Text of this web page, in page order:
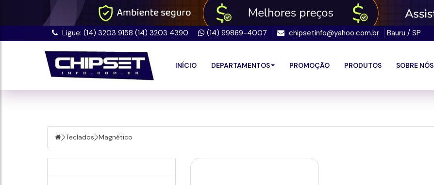
Ligue: (14) 3203 9158 (14) 3203 4390 (14) 99869-4007 chipsetinfo@yahoo.com.br Bauru / SP
INÍCIO DEPARTAMENTOS PROMOÇÃO PRODUTOS SOBRE NÓS
Teclados Magnético